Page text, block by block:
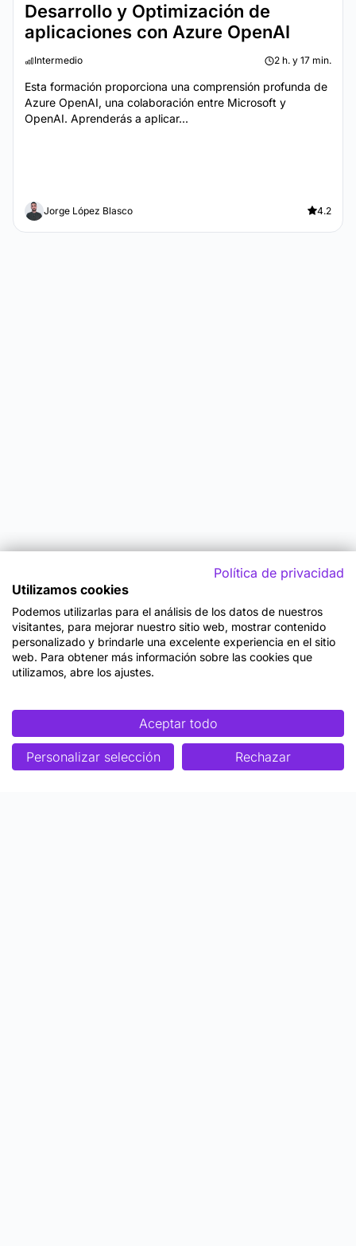
Desarrollo y Optimización de
aplicaciones con Azure OpenAI
Intermedio 2 h. y 17 min.
Esta formación proporciona una comprensión profunda de
Azure OpenAI, una colaboración entre Microsoft y
OpenAI. Aprenderás a aplicar...
Jorge López Blasco 4.2
Política de privacidad
Utilizamos cookies
Podemos utilizarlas para el análisis de los datos de nuestros
visitantes, para mejorar nuestro sitio web, mostrar contenido
personalizado y brindarle una excelente experiencia en el sitio
web. Para obtener más información sobre las cookies que
utilizamos, abre los ajustes.
Aceptar todo
Personalizar selección Rechazar